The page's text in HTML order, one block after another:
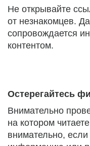
Не открывайте
от незнакомцев.
сопровождается
контентом.
Остерегайтесь
Внимательно
на котором
внимательно,